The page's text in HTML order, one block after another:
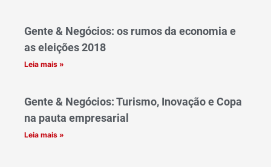
Gente & Negócios: os rumos da economia e
as eleições 2018
Leia mais »
Gente & Negócios: Turismo, Inovação e Copa
na pauta empresarial
Leia mais »